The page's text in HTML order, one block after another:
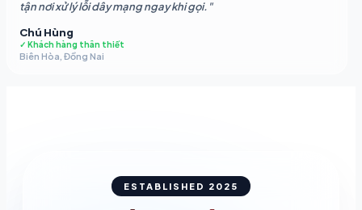
tận nơi xử lý lỗi dây mạng ngay khi gọi."
Chú Hùng
✓ Khách hàng thân thiết
Biên Hòa, Đồng Nai
ESTABLISHED 2025